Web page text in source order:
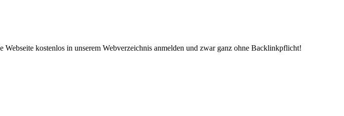
kostenlos in unserem Webverzeichnis anmelden und zwar ganz ohne Backlinkpflicht!